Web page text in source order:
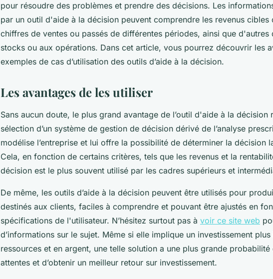
pour résoudre des problèmes et prendre des décisions. Les
par un outil d'aide à la décision peuvent comprendre les revenus cibles
chiffres de ventes ou passés de différentes périodes, ainsi que d'autres
stocks ou aux opérations. Dans cet article, vous pourrez découvrir les
exemples de cas d’utilisation des outils d’aide à la décision.
Les avantages de les utiliser
Sans aucun doute, le plus grand avantage de l’outil d'aide à la décision
sélection d’un système de gestion de décision dérivé de l’analyse
modélise l’entreprise et lui offre la possibilité de déterminer la décision
Cela, en fonction de certains critères, tels que les revenus et la
décision est le plus souvent utilisé par les cadres supérieurs et
De même, les outils d’aide à la décision peuvent être utilisés pour
destinés aux clients, faciles à comprendre et pouvant être ajustés en
spécifications de l'utilisateur. N’hésitez surtout pas à voir ce site web
d’informations sur le sujet. Même si elle implique un investissement
ressources et en argent, une telle solution a une plus grande probabilité
attentes et d’obtenir un meilleur retour sur investissement.